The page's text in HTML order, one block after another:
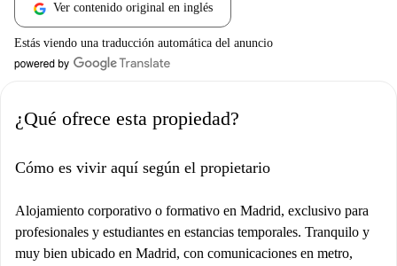
Ver contenido original en inglés
Estás viendo una traducción automática del anuncio
¿Qué ofrece esta propiedad?
Cómo es vivir aquí según el propietario
Alojamiento corporativo o formativo en Madrid, exclusivo para
profesionales y estudiantes en estancias temporales. Tranquilo y
muy bien ubicado en Madrid, con comunicaciones en metro,